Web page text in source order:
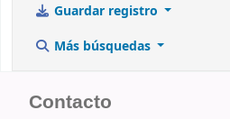
Guardar registro
Más búsquedas
Contacto